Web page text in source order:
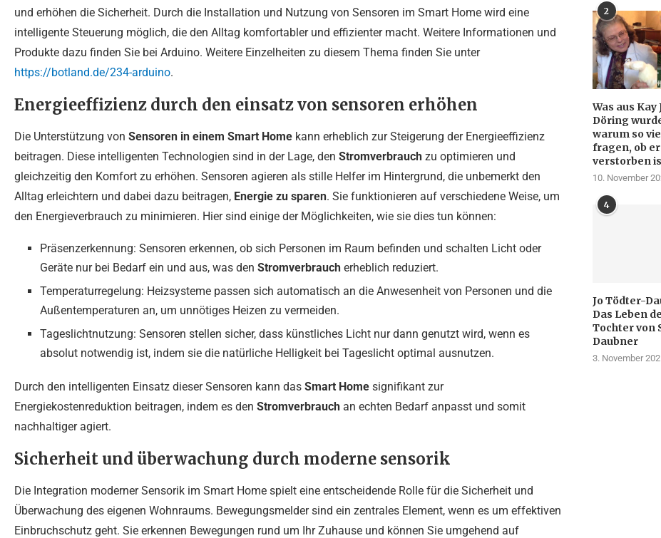
und erhöhen die Sicherheit. Durch die Installation und Nutzung von Sensoren im Smart Home wird eine
intelligente Steuerung möglich, die den Alltag komfortabler und effizienter macht. Weitere Informationen und
Produkte dazu finden Sie bei Arduino. Weitere Einzelheiten zu diesem Thema finden Sie unter
https://botland.de/234-arduino.
Energieeffizienz durch den einsatz von sensoren erhöhen
Die Unterstützung von Sensoren in einem Smart Home kann erheblich zur Steigerung der Energieeffizienz
beitragen. Diese intelligenten Technologien sind in der Lage, den Stromverbrauch zu optimieren und
gleichzeitig den Komfort zu erhöhen. Sensoren agieren als stille Helfer im Hintergrund, die unbemerkt den
Alltag erleichtern und dabei dazu beitragen, Energie zu sparen. Sie funktionieren auf verschiedene Weise, um
den Energieverbrauch zu minimieren. Hier sind einige der Möglichkeiten, wie sie dies tun können:
Präsenzerkennung: Sensoren erkennen, ob sich Personen im Raum befinden und schalten Licht oder
Geräte nur bei Bedarf ein und aus, was den Stromverbrauch erheblich reduziert.
Temperaturregelung: Heizsysteme passen sich automatisch an die Anwesenheit von Personen und die
Außentemperaturen an, um unnötiges Heizen zu vermeiden.
Tageslichtnutzung: Sensoren stellen sicher, dass künstliches Licht nur dann genutzt wird, wenn es
absolut notwendig ist, indem sie die natürliche Helligkeit bei Tageslicht optimal ausnutzen.
Durch den intelligenten Einsatz dieser Sensoren kann das Smart Home signifikant zur
Energiekostenreduktion beitragen, indem es den Stromverbrauch an echten Bedarf anpasst und somit
nachhaltiger agiert.
Sicherheit und überwachung durch moderne sensorik
Die Integration moderner Sensorik im Smart Home spielt eine entscheidende Rolle für die Sicherheit und
Überwachung des eigenen Wohnraums. Bewegungsmelder sind ein zentrales Element, wenn es um effektiven
Einbruchschutz geht. Sie erkennen Bewegungen rund um Ihr Zuhause und können Sie umgehend auf
2
Was aus Kay
Döring
warum so
fragen, ob er
verstorben
10. November
4
Jo Tödter-
Das Leben
Tochter von
Daubner
3. November